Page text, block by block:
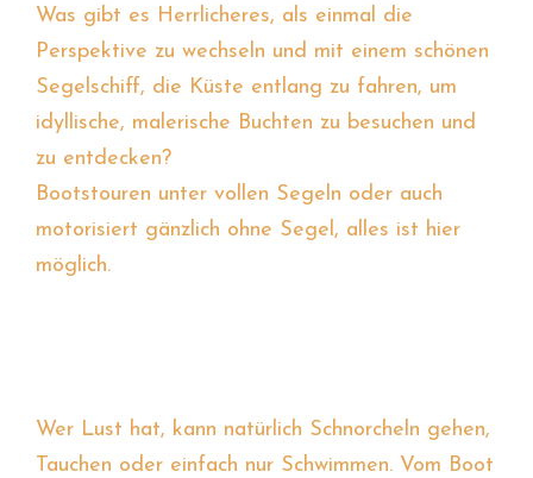
Was gibt es Herrlicheres, als einmal die
Perspektive zu wechseln und mit einem schönen
Segelschiff, die Küste entlang zu fahren, um
idyllische, malerische Buchten zu besuchen und
zu entdecken?
Bootstouren unter vollen Segeln oder auch
motorisiert gänzlich ohne Segel, alles ist hier
möglich.
Wer Lust hat, kann natürlich Schnorcheln gehen,
Tauchen oder einfach nur Schwimmen. Vom Boot